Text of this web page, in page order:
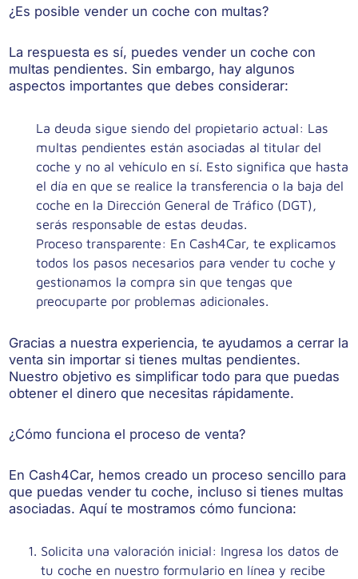
¿Es posible vender un coche con multas?
La respuesta es sí, puedes vender un coche con
multas pendientes. Sin embargo, hay algunos
aspectos importantes que debes considerar:
La deuda sigue siendo del propietario actual: Las
multas pendientes están asociadas al titular del
coche y no al vehículo en sí. Esto significa que hasta
el día en que se realice la transferencia o la baja del
coche en la Dirección General de Tráfico (DGT),
serás responsable de estas deudas.
Proceso transparente: En Cash4Car, te explicamos
todos los pasos necesarios para vender tu coche y
gestionamos la compra sin que tengas que
preocuparte por problemas adicionales.
Gracias a nuestra experiencia, te ayudamos a cerrar la
venta sin importar si tienes multas pendientes.
Nuestro objetivo es simplificar todo para que puedas
obtener el dinero que necesitas rápidamente.
¿Cómo funciona el proceso de venta?
En Cash4Car, hemos creado un proceso sencillo para
que puedas vender tu coche, incluso si tienes multas
asociadas. Aquí te mostramos cómo funciona:
Solicita una valoración inicial: Ingresa los datos de
tu coche en nuestro formulario en línea y recibe